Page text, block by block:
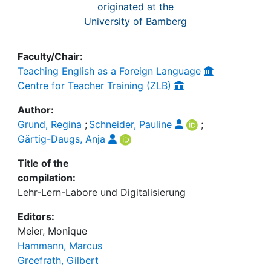
originated at the
University of Bamberg
Faculty/Chair:
Teaching English as a Foreign Language
Centre for Teacher Training (ZLB)
Author:
Grund, Regina ; Schneider, Pauline
;
Gärtig-Daugs, Anja
Title of the
compilation:
Lehr-Lern-Labore und Digitalisierung
Editors:
Meier, Monique
Hammann, Marcus
Greefrath, Gilbert